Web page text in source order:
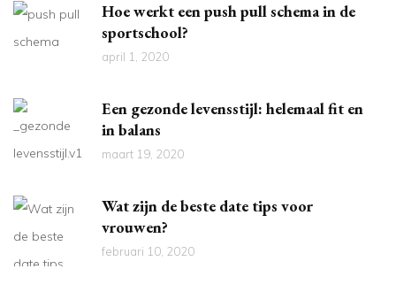
Hoe werkt een push pull schema in de
sportschool?
april 1, 2020
Een gezonde levensstijl: helemaal fit en
in balans
maart 19, 2020
Wat zijn de beste date tips voor
vrouwen?
februari 10, 2020